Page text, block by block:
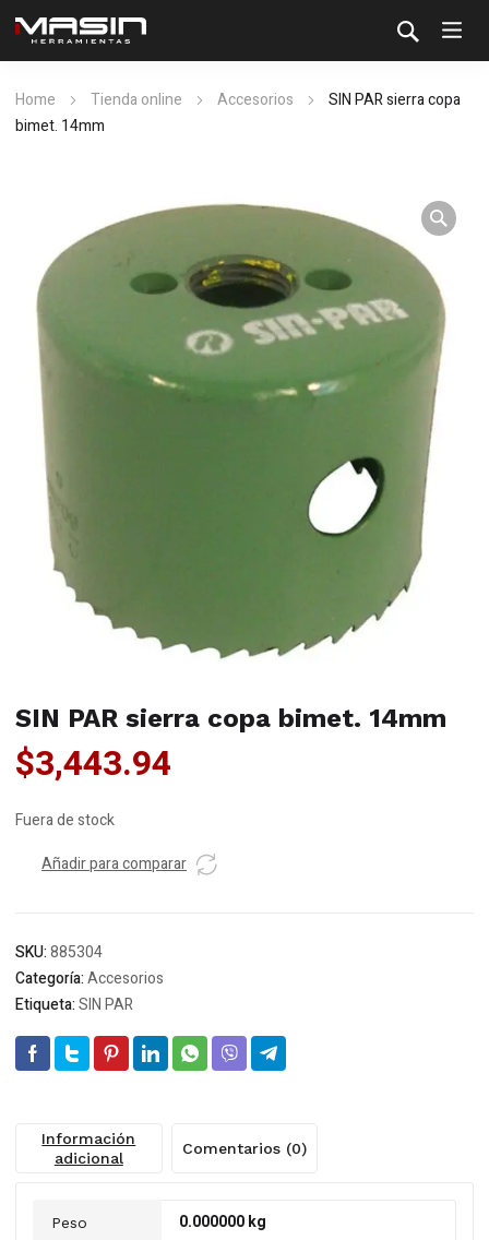
Home Tienda online Accesorios
SIN PAR sierra copa
bimet. 14mm
SIN PAR sierra copa bimet. 14mm
$3,443.94
Fuera de stock
Añadir para comparar
SKU:885304
Categoría:Accesorios
Etiqueta:SIN PAR
Información
adicional
Comentarios (0)
Peso 0.000000 kg